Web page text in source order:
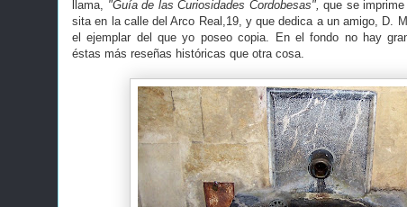
llama, "Guía de las Curiosidades Cordobesas", que se
sita en la calle del Arco Real,19, y que dedica a un amigo, D.
el ejemplar del que yo poseo copia. En el fondo no hay
éstas más reseñas históricas que otra cosa.